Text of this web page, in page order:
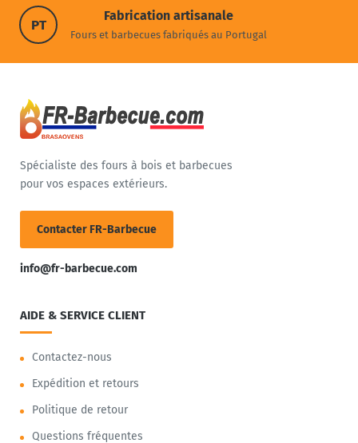
PT
Fabrication artisanale
Fours et barbecues fabriqués au Portugal
Spécialiste des fours à bois et barbecues
pour vos espaces extérieurs.
Contacter FR-Barbecue
info@fr-barbecue.com
AIDE & SERVICE CLIENT
Contactez-nous
Expédition et retours
Politique de retour
Questions fréquentes